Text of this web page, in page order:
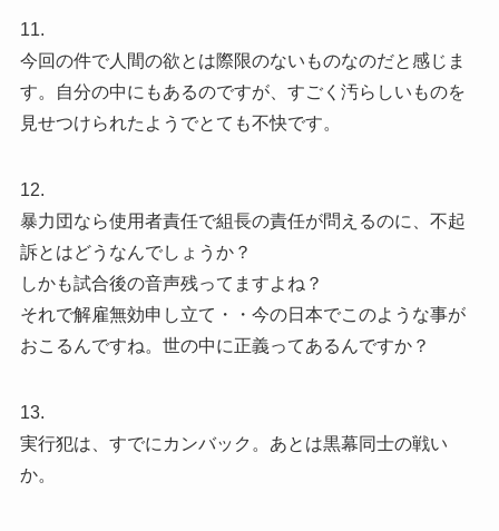
11.
今回の件で人間の欲とは際限のないものなのだと感じま
す。自分の中にもあるのですが、すごく汚らしいものを
見せつけられたようでとても不快です。
12.
暴力団なら使用者責任で組長の責任が問えるのに、不起
訴とはどうなんでしょうか？
しかも試合後の音声残ってますよね？
それで解雇無効申し立て・・今の日本でこのような事が
おこるんですね。世の中に正義ってあるんですか？
13.
実行犯は、すでにカンバック。あとは黒幕同士の戦い
か。